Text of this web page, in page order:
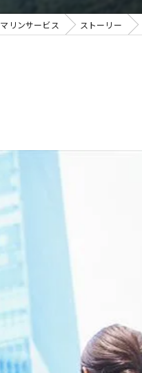
リンサービス ストーリー